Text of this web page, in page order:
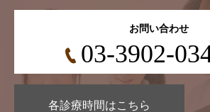
お問い合わせ
03-3902-
各診療時間はこちら